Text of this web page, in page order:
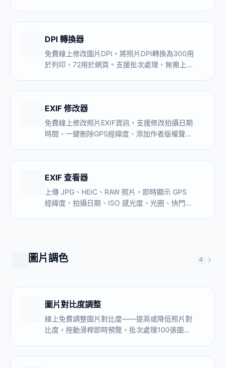
DPI 轉換器
免費線上修改圖片DPI。將照片DPI轉換為300用
於列印，72用於網頁。支援批次處理，無需上
EXIF 修改器
免費線上修改照片EXIF資訊，支援修改拍攝日期
時間、一鍵刪除GPS經緯度、添加作者版權聲
EXIF 查看器
上傳 JPG、HEIC、RAW 照片，即時顯示 GPS
經緯度、拍攝日期、ISO 感光度、光圈、快門速
圖片調色 4
圖片對比度調整
線上免費調整圖片對比度——提高或降低照片對
比度，拖動滑桿即時預覽，批次處理100張圖